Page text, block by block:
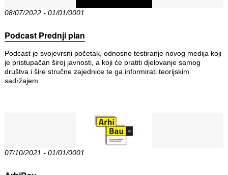
08/07/2022 - 01/01/0001
Podcast Prednji plan
Podcast je svojevrsni početak, odnosno testiranje novog medija koji
je pristupačan široj javnosti, a koji će pratiti djelovanje samog
društva i šire stručne zajednice te ga informirati teorijskim
sadržajem.
07/10/2021 - 01/01/0001